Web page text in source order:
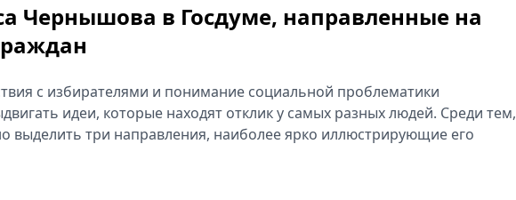
Чернышова в Госдуме, направленные на
с и‍збирателями и понимание социальной проблематики
идеи, которые находят отклик у с‍амых разных л‍юдей. Среди тем,
выделить три направления, наиболее ярко иллюстрирующие его